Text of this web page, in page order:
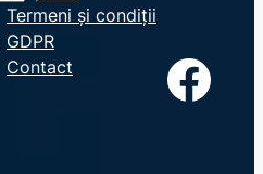
Termeni și condiții
GDPR
Contact
Facebook